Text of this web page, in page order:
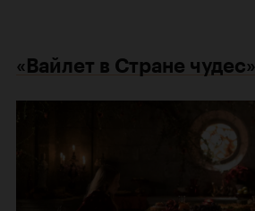
«Вайлет в Стране чудес»